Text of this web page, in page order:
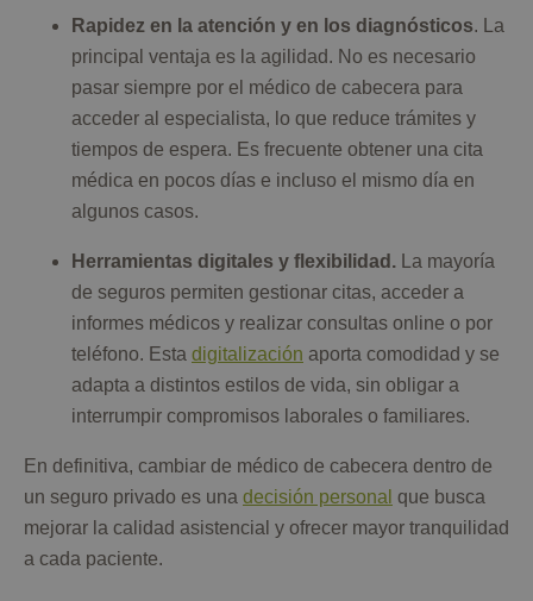
Rapidez en la atención y en los diagnósticos. La
principal ventaja es la agilidad. No es necesario
pasar siempre por el médico de cabecera para
acceder al especialista, lo que reduce trámites y
tiempos de espera. Es frecuente obtener una cita
médica en pocos días e incluso el mismo día en
algunos casos.
Herramientas digitales y flexibilidad. La mayoría
de seguros permiten gestionar citas, acceder a
informes médicos y realizar consultas online o por
teléfono. Esta digitalización aporta comodidad y se
adapta a distintos estilos de vida, sin obligar a
interrumpir compromisos laborales o familiares.
En definitiva, cambiar de médico de cabecera dentro de
un seguro privado es una decisión personal que busca
mejorar la calidad asistencial y ofrecer mayor tranquilidad
a cada paciente.